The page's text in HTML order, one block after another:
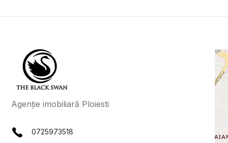
Agenție imobiliară Ploiesti
0725973518